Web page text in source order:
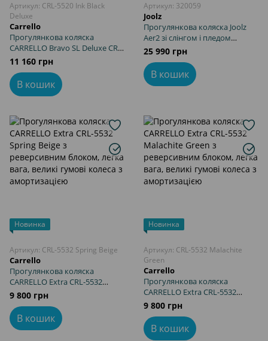
Артикул: CRL-5520 Ink Black
Deluxe
Carrello
Прогулянкова коляска
CARRELLO Bravo SL Deluxe CRL-
5520 Ink Black
11 160 грн
В кошик
Артикул: 320059
Joolz
Прогулянкова коляска Joolz
Aer2 зі слінгом і пледом
Wildride Boho компактне
складання до розмірів ручної
поклажі IATA, легка вага
25 990 грн
В кошик
Новинка
Артикул: CRL-5532 Spring Beige
Carrello
Прогулянкова коляска
CARRELLO Extra CRL-5532
Spring Beige з реверсивним
блоком, легка вага, великі
гумові колеса з амортизацією
9 800 грн
В кошик
Новинка
Артикул: CRL-5532 Malachite
Green
Carrello
Прогулянкова коляска
CARRELLO Extra CRL-5532
Malachite Green з
реверсивним блоком, легка
вага, великі гумові колеса з
амортизацією
9 800 грн
В кошик